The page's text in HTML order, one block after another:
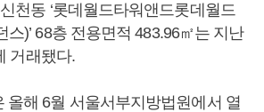
천동 ‘롯데월드타워앤드롯데월드
스)’ 68층 전용면적 483.96㎡는 지난
거래됐다.
올해 6월 서울서부지방법원에서 열